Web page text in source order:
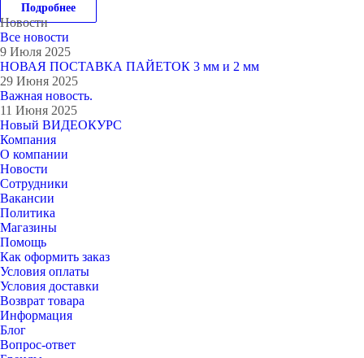
Подробнее
Новости
Все новости
9 Июля 2025
НОВАЯ ПОСТАВКА ПАЙЕТОК 3 мм и 2 мм
29 Июня 2025
Важная новость.
11 Июня 2025
Новый ВИДЕОКУРС
Компания
О компании
Новости
Сотрудники
Вакансии
Политика
Магазины
Помощь
Как оформить заказ
Условия оплаты
Условия доставки
Возврат товара
Информация
Блог
Вопрос-ответ